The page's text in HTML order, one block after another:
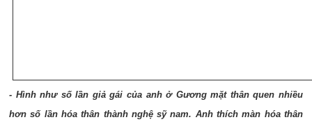
- Hình như số lần giả gái của anh ở Gương mặt thân quen nhiều
hơn số lần hóa thân thành nghệ sỹ nam. Anh thích màn hóa thân